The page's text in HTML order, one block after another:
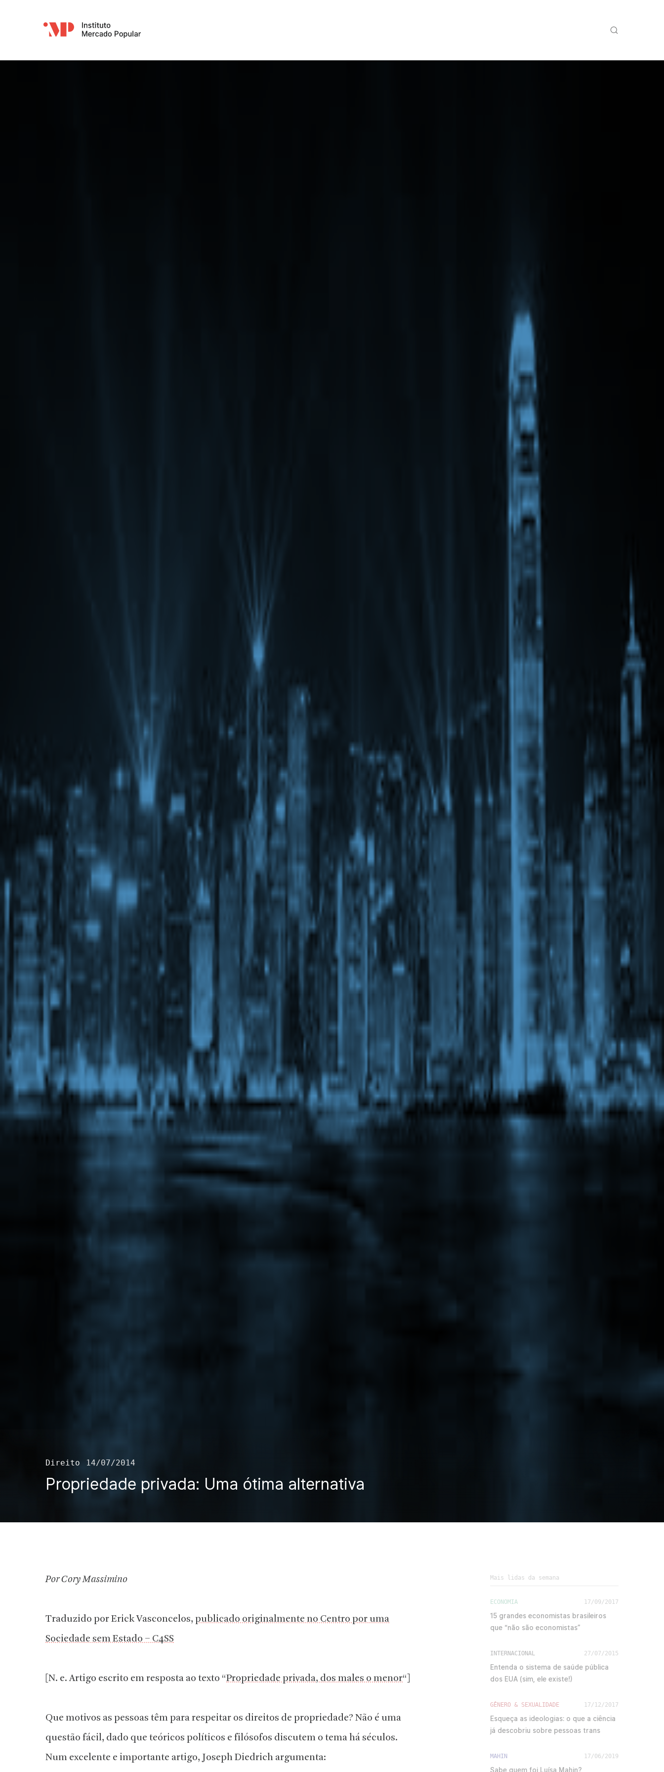
Direito 14/07/2014
Propriedade privada: Uma ótima alternativa
Por Cory Massimino
Traduzido por Erick Vasconcelos, publicado originalmente no Centro por uma
Sociedade sem Estado – C4SS
[N. e. Artigo escrito em resposta ao texto “Propriedade privada, dos males o menor“]
Que motivos as pessoas têm para respeitar os direitos de propriedade? Não é uma
questão fácil, dado que teóricos políticos e filósofos discutem o tema há séculos.
Num excelente e importante artigo, Joseph Diedrich argumenta:
Mais lidas da semana
ECONOMIA 17/09/2017
15 grandes economistas brasileiros
que “não são economistas”
INTERNACIONAL 27/07/2015
Entenda o sistema de saúde pública
dos EUA (sim, ele existe!)
GÊNERO & SEXUALIDADE 17/12/2017
Esqueça as ideologias: o que a ciência
já descobriu sobre pessoas trans
MAHIN 17/06/2019
Sabe quem foi Luísa Mahin?